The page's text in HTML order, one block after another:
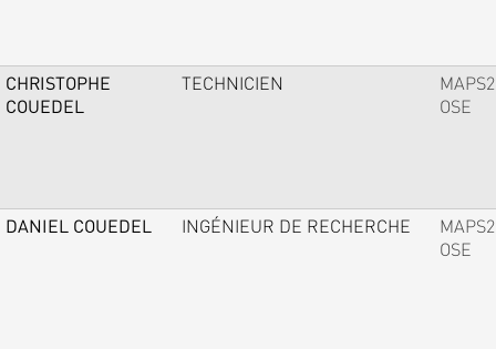
CHRISTOPHE
COUEDEL
TECHNICIEN
MAPS2
OSE
DANIEL COUEDEL INGÉNIEUR DE RECHERCHE
MAPS2
OSE